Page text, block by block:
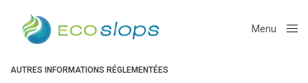
Menu
AUTRES INFORMATIONS RÉGLEMENTÉES